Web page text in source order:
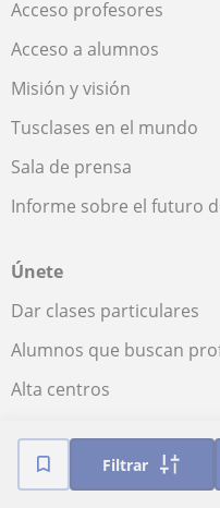
Filtrar
Acceso profesores
Acceso a alumnos
Misión y visión
Tusclases en el mundo
Sala de prensa
Informe sobre el futuro
Únete
Dar clases particulares
Alumnos que buscan
Alta centros
Comunidad
Novedades y Blog